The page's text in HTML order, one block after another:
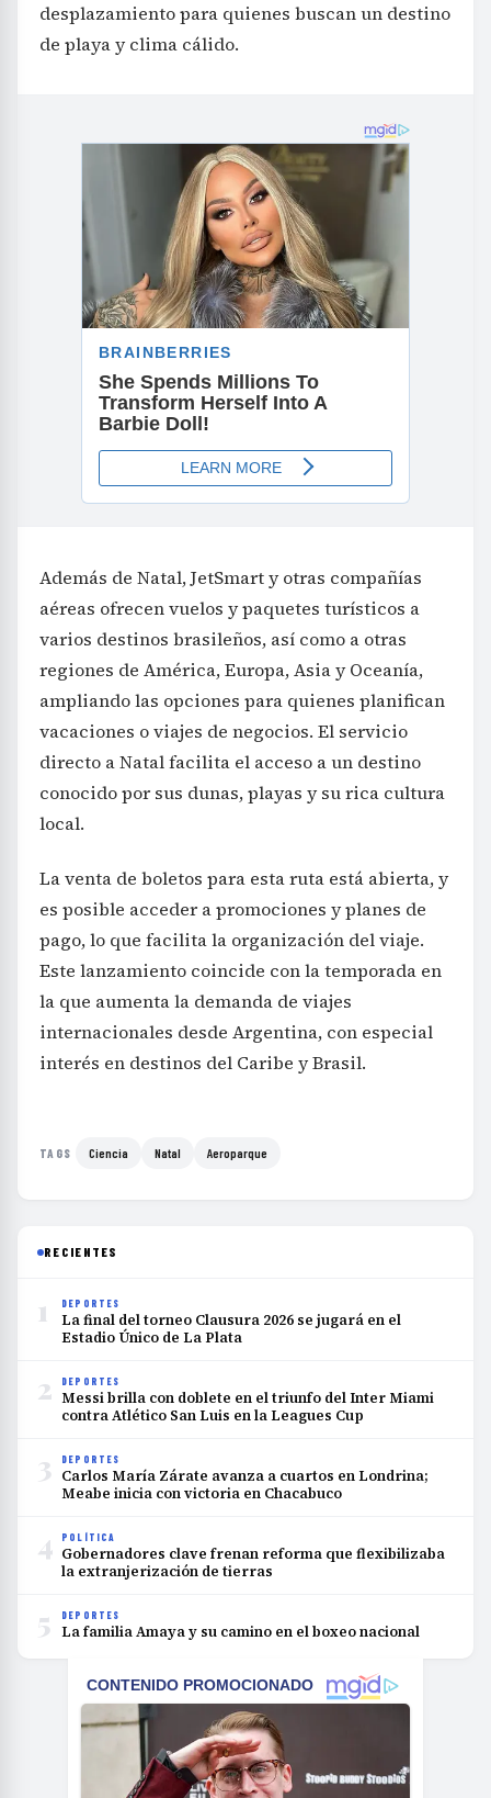
desplazamiento para quienes buscan un destino
de playa y clima cálido.
Además de Natal, JetSmart y otras compañías
aéreas ofrecen vuelos y paquetes turísticos a
varios destinos brasileños, así como a otras
regiones de América, Europa, Asia y Oceanía,
ampliando las opciones para quienes planifican
vacaciones o viajes de negocios. El servicio
directo a Natal facilita el acceso a un destino
conocido por sus dunas, playas y su rica cultura
local.
La venta de boletos para esta ruta está abierta, y
es posible acceder a promociones y planes de
pago, lo que facilita la organización del viaje.
Este lanzamiento coincide con la temporada en
la que aumenta la demanda de viajes
internacionales desde Argentina, con especial
interés en destinos del Caribe y Brasil.
TAGS Ciencia Natal Aeroparque
RECIENTES
1 DEPORTES
La final del torneo Clausura 2026 se jugará en el
Estadio Único de La Plata
2 DEPORTES
Messi brilla con doblete en el triunfo del Inter Miami
contra Atlético San Luis en la Leagues Cup
3 DEPORTES
Carlos María Zárate avanza a cuartos en Londrina;
Meabe inicia con victoria en Chacabuco
4 POLÍTICA
Gobernadores clave frenan reforma que flexibilizaba
la extranjerización de tierras
5 DEPORTES
La familia Amaya y su camino en el boxeo nacional